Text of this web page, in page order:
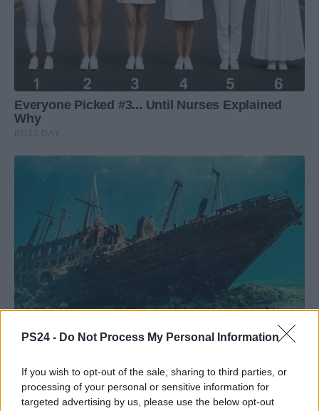
PS24 - Do Not Process My Personal Information
If you wish to opt-out of the sale, sharing to third parties, or
processing of your personal or sensitive information for
targeted advertising by us, please use the below opt-out